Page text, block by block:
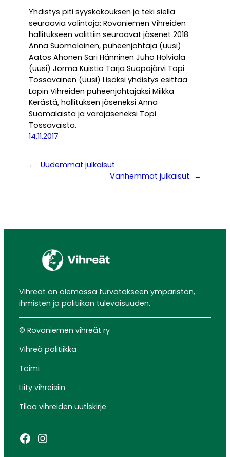
Yhdistys piti syyskokouksen ja teki siellä
seuraavia valintoja: Rovaniemen Vihreiden
hallitukseen valittiin seuraavat jäsenet 2018
Anna Suomalainen, puheenjohtaja (uusi)
Aatos Ahonen Sari Hänninen Juho Holviala
(uusi) Jorma Kuistio Tarja Suopajärvi Topi
Tossavainen (uusi) Lisäksi yhdistys esittää
Lapin Vihreiden puheenjohtajaksi Miikka
Kerästä, hallituksen jäseneksi Anna
Suomalaista ja varajäseneksi Topi
Tossavaista.
14.11.2017
← Uudemmat julkaisut
Vanhemmat julkaisut →
Vihreät on olemassa turvatakseen ympäristön,
ihmisten ja politiikan tulevaisuuden.
© Rovaniemen vihreät ry
Vihreä politiikka
Toimi
Liity vihreisiin
Tilaa vihreiden uutiskirje
Facebook
Instagram